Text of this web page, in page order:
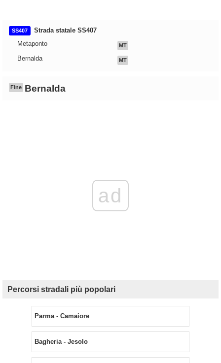
SS407
Strada statale SS407
Metaponto
MT
Bernalda MT
Fine Bernalda
ad
Percorsi stradali più popolari
Parma - Camaiore
Bagheria - Jesolo